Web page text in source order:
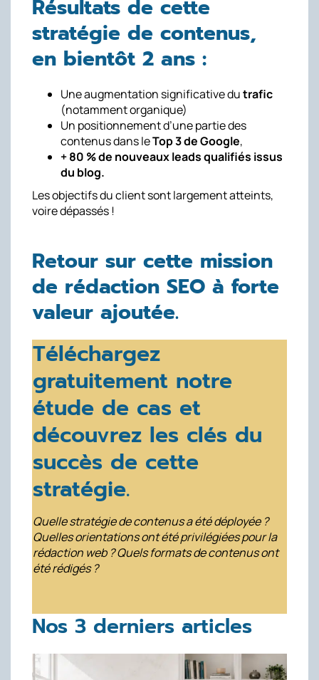
Résultats de cette
stratégie de contenus,
en bientôt 2 ans :
Une augmentation significative dutrafic
(notamment organique)
Un positionnement d’une partie des
contenus dans leTop 3 de Google,
+ 80 % de nouveaux leads qualifiés issus
du blog.
Les objectifs du client sont largement atteints,
voire dépassés !
Retour sur cette mission
de rédaction SEO à forte
valeur ajoutée.
Téléchargez
gratuitement notre
étude de cas et
découvrez les clés du
succès de cette
stratégie.
Quelle stratégie de contenus a été déployée ?
Quelles orientations ont été privilégiées pour la
rédaction web ? Quels formats de contenus ont
été rédigés ?
Nos 3 derniers articles